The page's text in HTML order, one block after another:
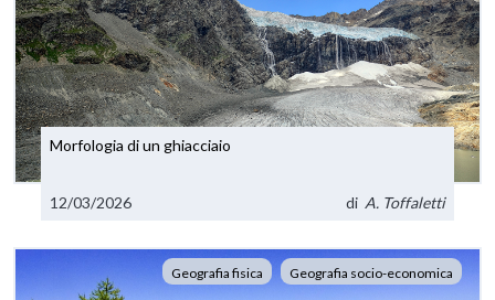
Morfologia di un ghiacciaio
12/03/2026 di A. Toffaletti
Geografia fisica Geografia socio-economica